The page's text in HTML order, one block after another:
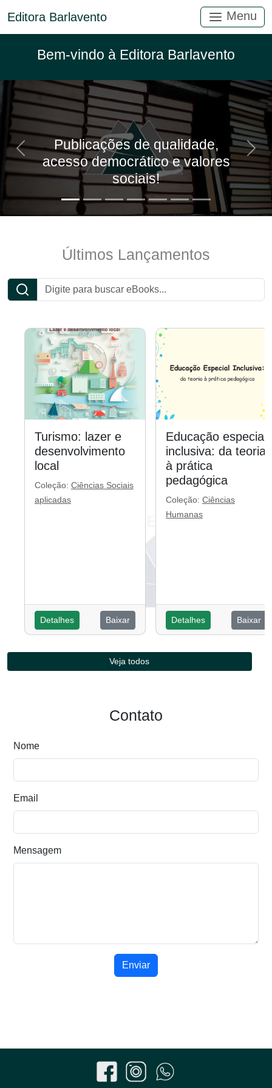
Editora Barlavento Menu
Bem-vindo à Editora Barlavento
Publicações de qualidade,
acesso democrático e valores
sociais!
Anterior
Últimos Lançamentos
Turismo: lazer e
desenvolvimento
local
Coleção: Ciências Sociais
aplicadas
Detalhes Baixar
Educação especial
inclusiva: da teoria
à prática
pedagógica
Coleção: Ciências
Humanas
Detalhes Baixar
Veja todos
Contato
Nome
Email
Mensagem
Enviar